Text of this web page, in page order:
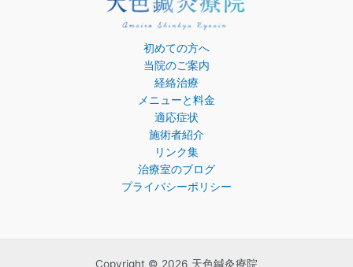
初めての方へ
当院のご案内
経絡治療
メニューと料金
適応症状
施術者紹介
リンク集
治療室のブログ
プライバシーポリシー
Copyright © 2026 天色鍼灸療院